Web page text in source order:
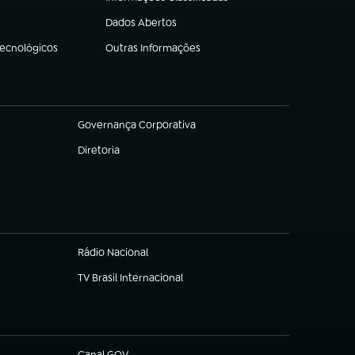
Dados Abertos
(abre em nova aba)
Outras Informações
(abre em nova aba)
Governança Corporativa
(abre em nova aba)
Diretoria
(abre em nova aba)
Rádio Nacional
TV Brasil Internacional
(abre em nova aba)